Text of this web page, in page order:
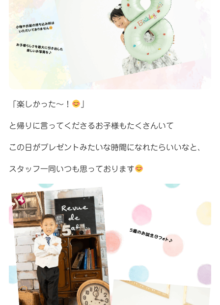
「楽しかった〜！
と帰りに言ってくださるお子様もたくさんいて
この日がプレゼントみたいな時間になれたらいいなと、
スタッフ一同いつも思っております